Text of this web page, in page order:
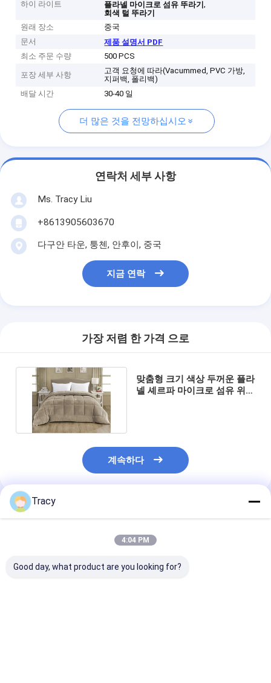
하이 라이트
플라넬 마이크로 섬유 뚜라기,
회색 털 뚜라기
원래 장소
중국
문서
제품 설명서 PDF
최소 주문 수량
500 PCS
포장 세부 사항
고객 요청에 따라(Vacummed, PVC 가방,
지퍼백, 폴리백)
배달 시간
30-40 일
더 많은 것을 전망하십시오
연락처 세부 사항
Ms. Tracy Liu
+8613905603670
다구안 타운, 퉁첸, 안후이, 중국
지금 연락
가장 저렴 한 가격 으로
맞춤형 크기 색상 두꺼운 플라
넬 셰르파 마이크로 섬유 위장
계속하다
추천된 제품
Tracy
4:04 PM
Good day, what product are you looking for?